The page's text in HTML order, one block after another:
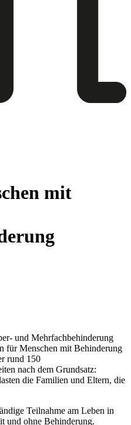
mit
und Mehrfachbehinderung
für Menschen mit Behinderung
rund 150
nach dem Grundsatz:
die Familien und Eltern, die
Teilnahme am Leben in
und ohne Behinderung.